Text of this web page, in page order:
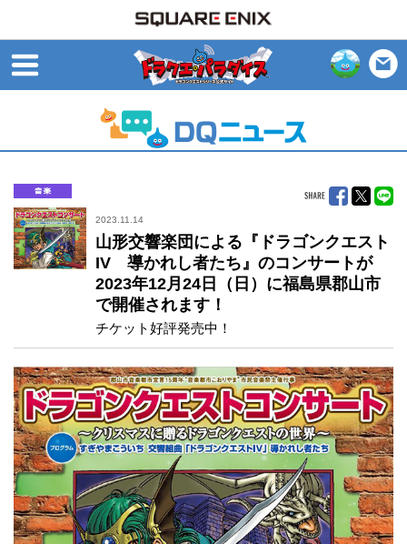
2023.11.14
山形交響楽団による『ドラゴンクエスト
IV 導かれし者たち』のコンサートが
2023年12月24日（日）に福島県郡山市
で開催されます！
チケット好評発売中！